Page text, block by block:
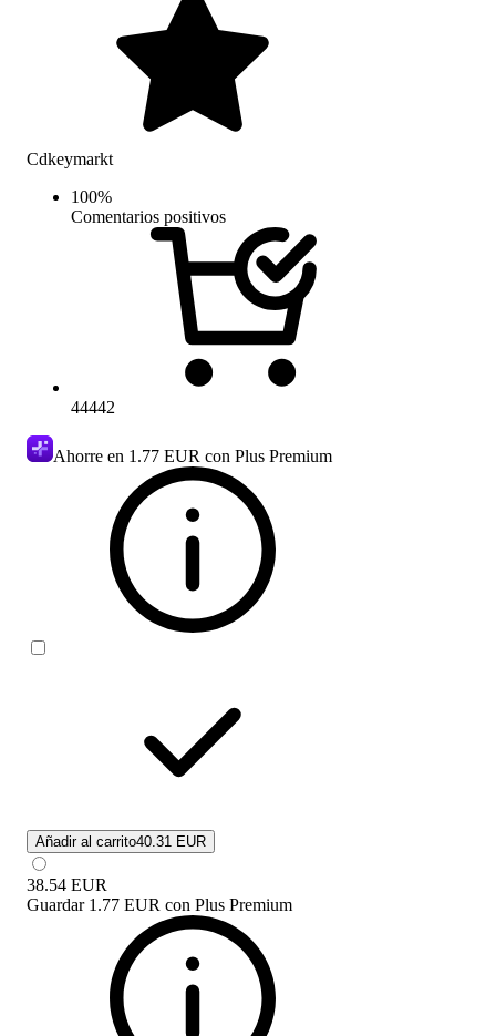
Cdkeymarkt
100%
Comentarios positivos
44442
Ahorre en 1.77 EUR con Plus Premium
Añadir al carrito40.31 EUR
38.54 EUR
Guardar 1.77 EUR con Plus Premium